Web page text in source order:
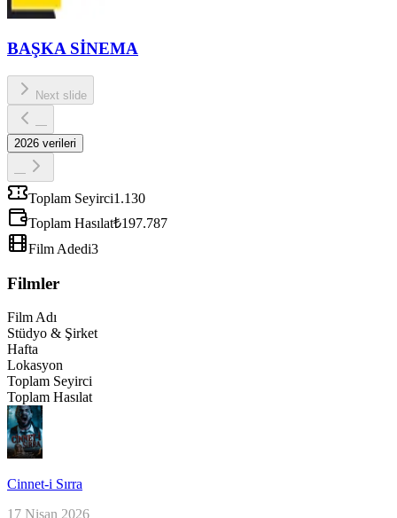
BAŞKA SİNEMA
Next slide
—
2026 verileri
—
Toplam Seyirci1.130
Toplam Hasılat₺197.787
Film Adedi3
Filmler
Film Adı
Stüdyo & Şirket
Hafta
Lokasyon
Toplam Seyirci
Toplam Hasılat
Cinnet-i Sırra
17 Nisan 2026